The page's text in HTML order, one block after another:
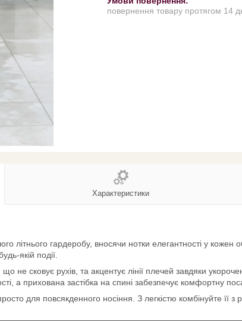
повернення товару протягом 14
Характеристики
гардеробу, вносячи нотки елегантності у кожен
якій події.
не сковує рухів, та акцентує лінії плечей завдяки
а прихована застібка на спині забезпечує комфортну
для повсякденного носіння. З легкістю комбінуйте її